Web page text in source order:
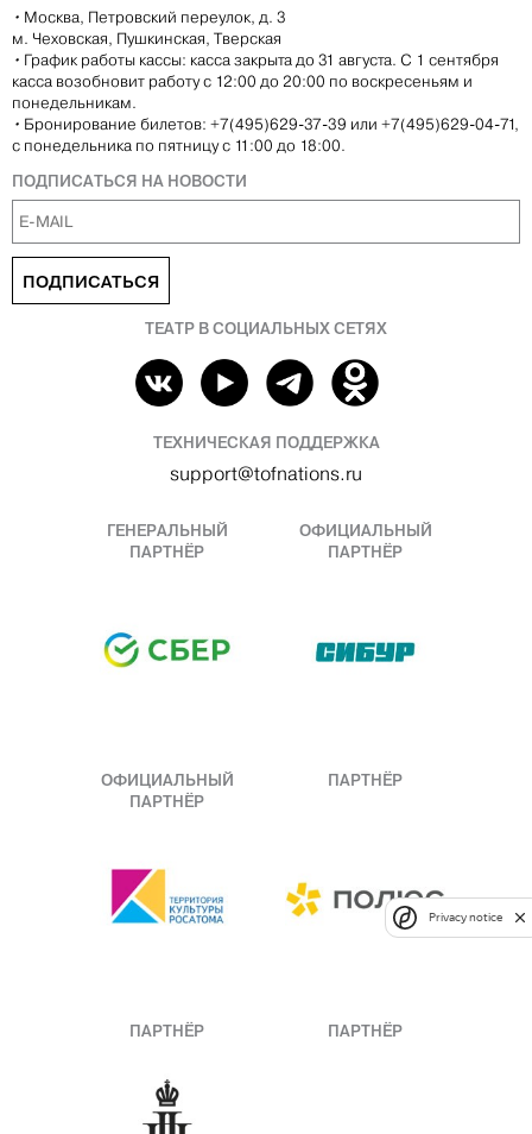
• Москва, Петровский переулок, д. 3
м. Чеховская, Пушкинская, Тверская
• График работы кассы: касса закрыта до 31 августа. С 1 сентября
касса возобновит работу с 12:00 до 20:00 по воскресеньям и
понедельникам.
• Бронирование билетов: +7(495)629-37-39 или +7(495)629-04-71,
с понедельника по пятницу с 11:00 до 18:00.
ПОДПИСАТЬСЯ НА НОВОСТИ
ПОДПИСАТЬСЯ
ТЕАТР В СОЦИАЛЬНЫХ СЕТЯХ
ТЕХНИЧЕСКАЯ ПОДДЕРЖКА
support@tofnations.ru
ГЕНЕРАЛЬНЫЙ
ПАРТНЁР
ОФИЦИАЛЬНЫЙ
ПАРТНЁР
ОФИЦИАЛЬНЫЙ
ПАРТНЁР
ПАРТНЁР
ПАРТНЁР ПАРТНЁР
Privacy notice